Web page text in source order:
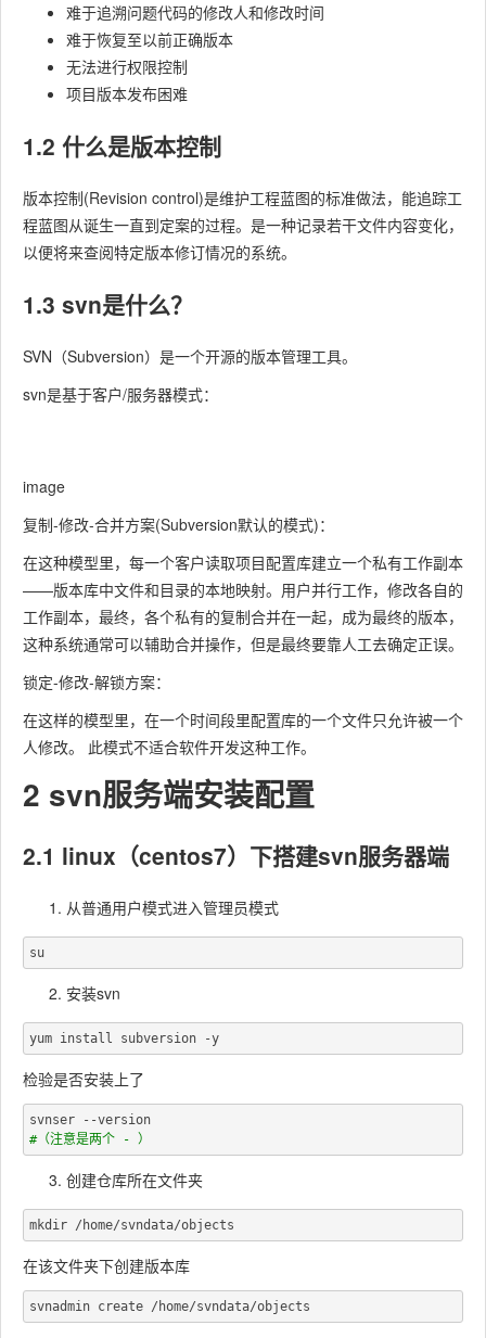
难于追溯问题代码的修改人和修改时间
难于恢复至以前正确版本
无法进行权限控制
项目版本发布困难
1.2 什么是版本控制
版本控制(Revision control)是维护工程蓝图的标准做法，能追踪工
程蓝图从诞生一直到定案的过程。是一种记录若干文件内容变化，
以便将来查阅特定版本修订情况的系统。
1.3 svn是什么？
SVN（Subversion）是一个开源的版本管理工具。
svn是基于客户/服务器模式：
image
复制-修改-合并方案(Subversion默认的模式)：
在这种模型里，每一个客户读取项目配置库建立一个私有工作副本
——版本库中文件和目录的本地映射。用户并行工作，修改各自的
工作副本，最终，各个私有的复制合并在一起，成为最终的版本，
这种系统通常可以辅助合并操作，但是最终要靠人工去确定正误。
锁定-修改-解锁方案：
在这样的模型里，在一个时间段里配置库的一个文件只允许被一个
人修改。 此模式不适合软件开发这种工作。
2 svn服务端安装配置
2.1 linux（centos7）下搭建svn服务器端
从普通用户模式进入管理员模式
安装svn
检验是否安装上了
创建仓库所在文件夹
在该文件夹下创建版本库